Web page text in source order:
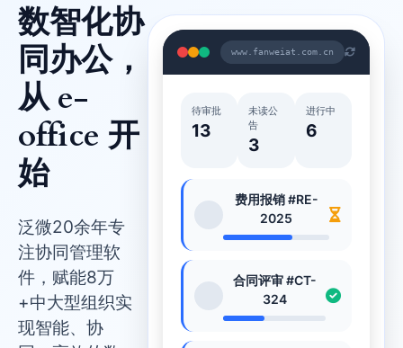
数智化协
同办公，
从 e-
office 开
始
泛微20余年专
注协同管理软
件，赋能8万
+中大型组织实
现智能、协
www.fanweiat.com.cn
待审批
13
未读公
告
3
进行中
6
费用报销 #RE-
2025
合同评审 #CT-
324